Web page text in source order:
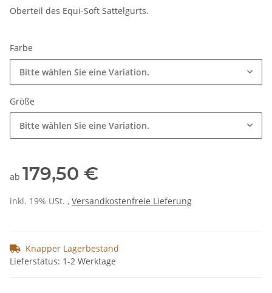
Oberteil des Equi-Soft Sattelgurts.
Farbe
Bitte wählen Sie eine Variation.
Größe
Bitte wählen Sie eine Variation.
ab 179,50 €
inkl. 19% USt. , Versandkostenfreie Lieferung
Knapper Lagerbestand
Lieferstatus: 1-2 Werktage